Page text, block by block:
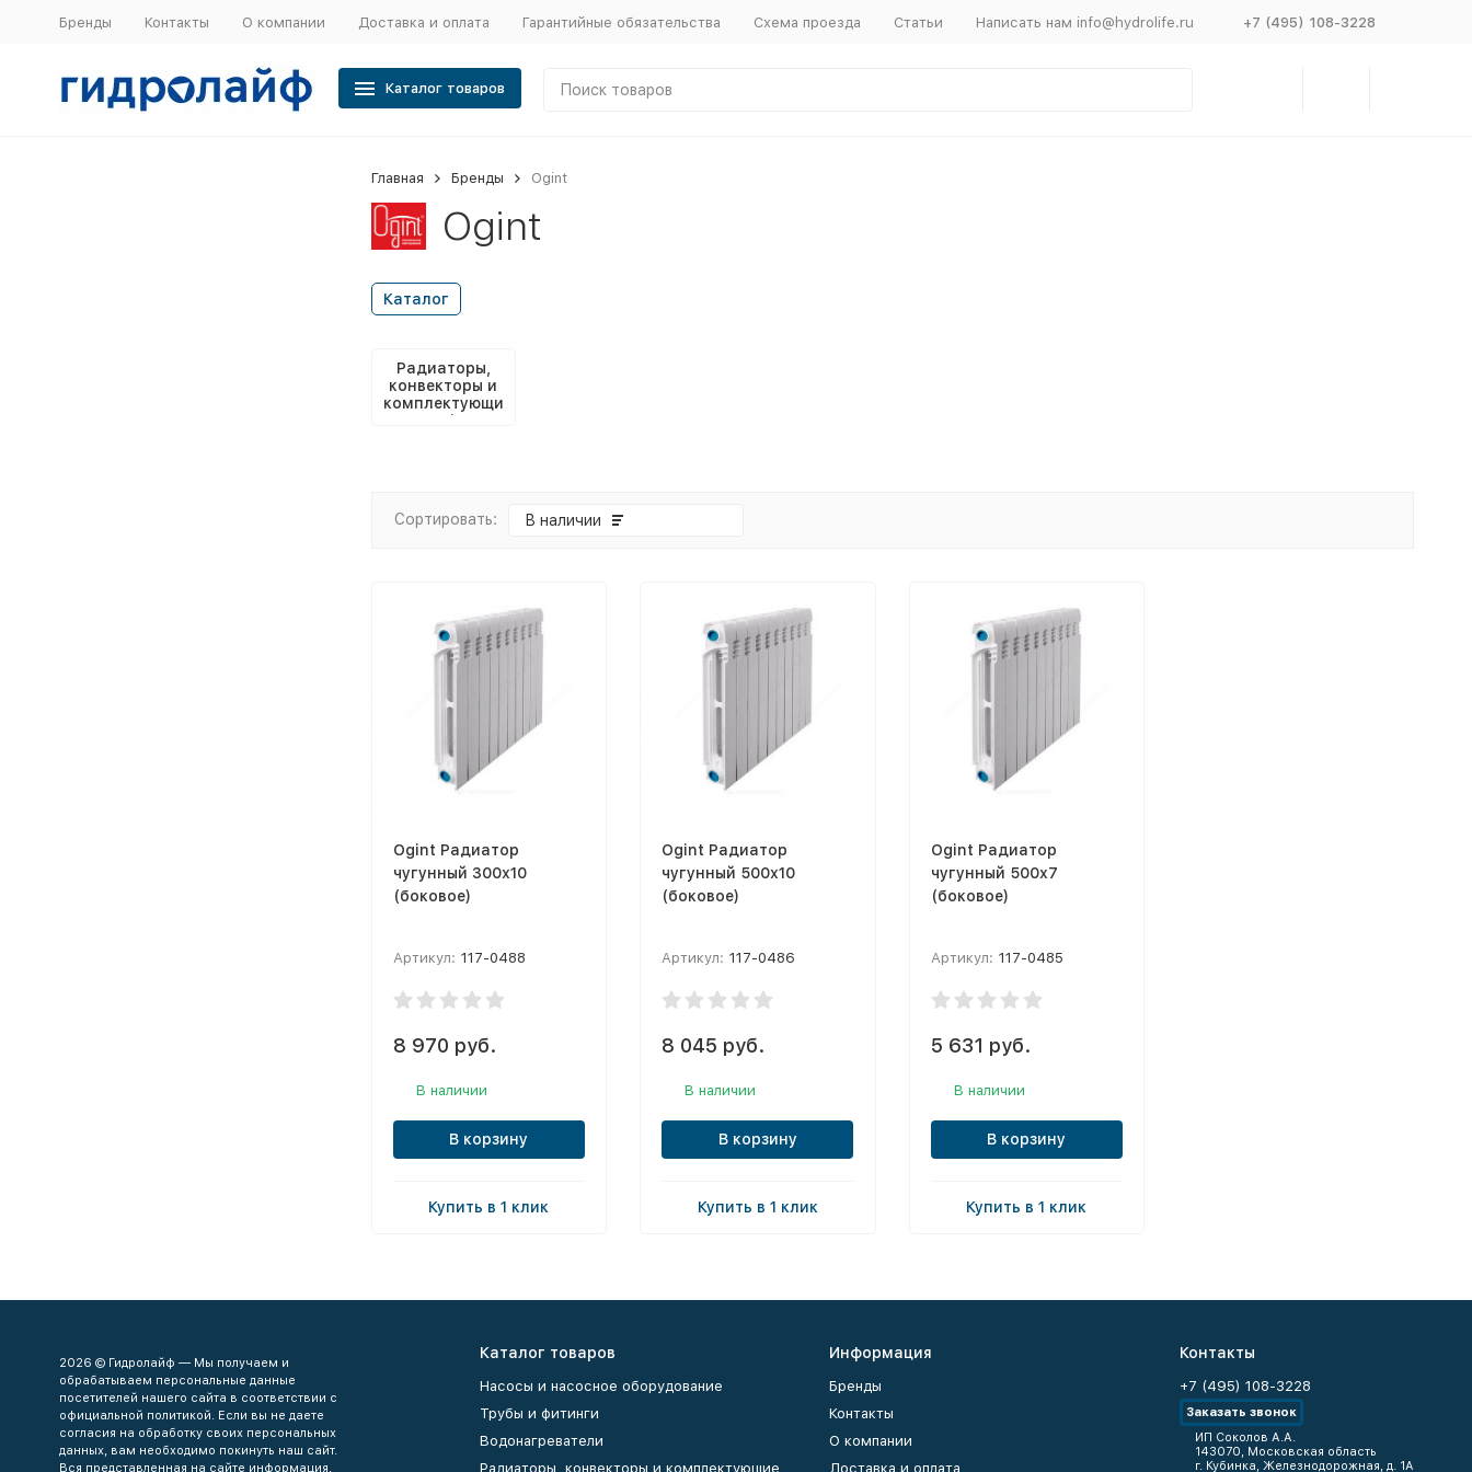
Бренды Контакты О компании Доставка и оплата Гарантийные обязательства Схема проезда Статьи Написать нам info@hydrolife.ru +7 (495) 108-3228
Каталог товаров
Главная Бренды Ogint
Ogint
Каталог
Радиаторы,
конвекторы и
комплектующи
е Ogint
Сортировать: В наличии
Ogint Радиатор
чугунный 300х10
(боковое)
Артикул: 117-0488
8 970 руб.
В наличии
В корзину
Купить в 1 клик
Ogint Радиатор
чугунный 500х10
(боковое)
Артикул: 117-0486
8 045 руб.
В наличии
В корзину
Купить в 1 клик
Ogint Радиатор
чугунный 500х7
(боковое)
Артикул: 117-0485
5 631 руб.
В наличии
В корзину
Купить в 1 клик
2026 © Гидролайф — Мы получаем и
обрабатываем персональные данные
посетителей нашего сайта в соответствии с
официальной политикой. Если вы не даете
согласия на обработку своих персональных
данных, вам необходимо покинуть наш сайт.
Вся представленная на сайте информация,
Каталог товаров
Насосы и насосное оборудование
Трубы и фитинги
Водонагреватели
Радиаторы, конвекторы и комплектующие
Информация
Бренды
Контакты
О компании
Доставка и оплата
Контакты
+7 (495) 108-3228
Заказать звонок
ИП Соколов А.А.
143070, Московская область
г. Кубинка, Железнодорожная, д. 1А